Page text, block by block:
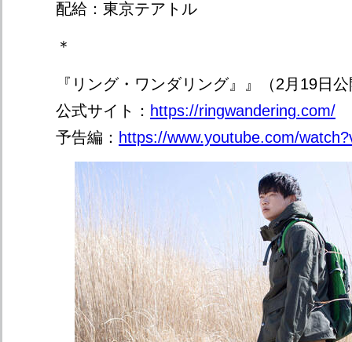
配給：東京テアトル
＊
『リング・ワンダリング』』（2月19日
公式サイト： https://ringwandering.com/
予告編： https://www.youtube.com/